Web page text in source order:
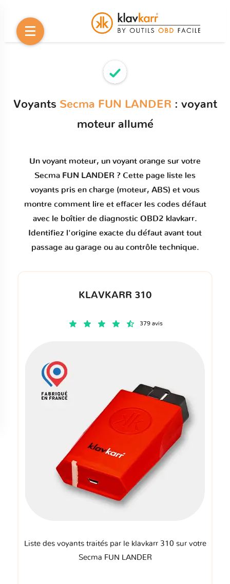
Voyants Secma FUN LANDER : voyant
moteur allumé
Un voyant moteur, un voyant orange sur votre
Secma FUN LANDER ? Cette page liste les
voyants pris en charge (moteur, ABS) et vous
montre comment lire et effacer les codes défaut
avec le boîtier de diagnostic OBD2 klavkarr.
Identifiez l'origine exacte du défaut avant tout
passage au garage ou au contrôle technique.
KLAVKARR 310
379 avis
Liste des voyants traités par le klavkarr 310 sur votre
Secma FUN LANDER